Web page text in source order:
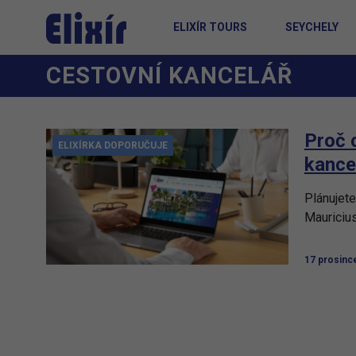
ELIXÍR TOURS SEYCHELY
CESTOVNÍ KANCELÁŘ
17
ELIXÍRKA DOPORUČUJE
Proč